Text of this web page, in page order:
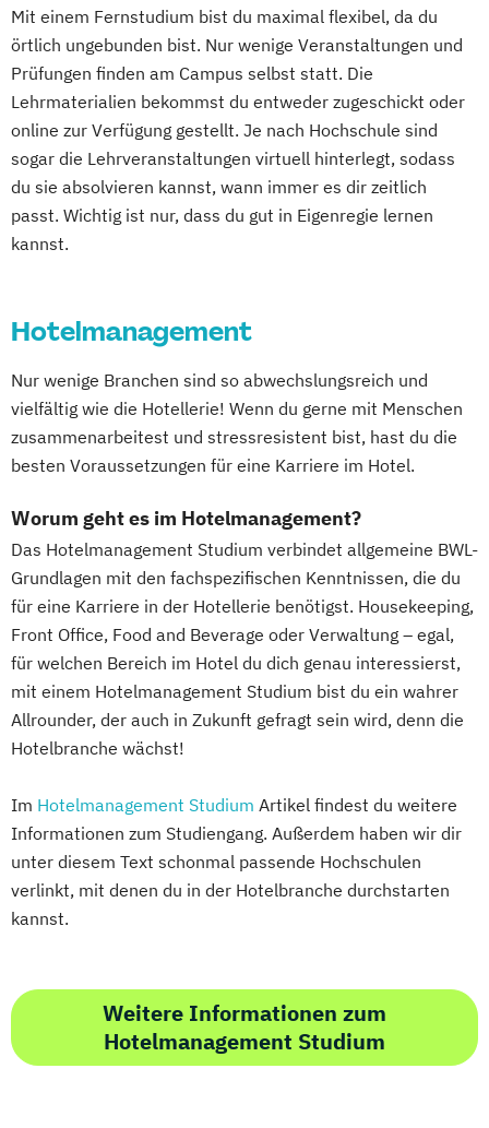
Mit einem Fernstudium bist du maximal flexibel, da du
örtlich ungebunden bist. Nur wenige Veranstaltungen und
Prüfungen finden am Campus selbst statt. Die
Lehrmaterialien bekommst du entweder zugeschickt oder
online zur Verfügung gestellt. Je nach Hochschule sind
sogar die Lehrveranstaltungen virtuell hinterlegt, sodass
du sie absolvieren kannst, wann immer es dir zeitlich
passt. Wichtig ist nur, dass du gut in Eigenregie lernen
kannst.
Hotelmanagement
Nur wenige Branchen sind so abwechslungsreich und
vielfältig wie die Hotellerie! Wenn du gerne mit Menschen
zusammenarbeitest und stressresistent bist, hast du die
besten Voraussetzungen für eine Karriere im Hotel.
Worum geht es im Hotelmanagement?
Das Hotelmanagement Studium verbindet allgemeine BWL-
Grundlagen mit den fachspezifischen Kenntnissen, die du
für eine Karriere in der Hotellerie benötigst. Housekeeping,
Front Office, Food and Beverage oder Verwaltung – egal,
für welchen Bereich im Hotel du dich genau interessierst,
mit einem Hotelmanagement Studium bist du ein wahrer
Allrounder, der auch in Zukunft gefragt sein wird, denn die
Hotelbranche wächst!
Im Hotelmanagement Studium Artikel findest du weitere
Informationen zum Studiengang. Außerdem haben wir dir
unter diesem Text schonmal passende Hochschulen
verlinkt, mit denen du in der Hotelbranche durchstarten
kannst.
Weitere Informationen zum
Hotelmanagement Studium